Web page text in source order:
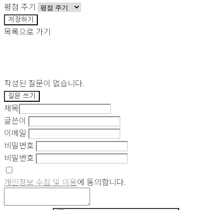
평점 주기
저장하기
목록으로 가기
작성된 질문이 없습니다.
질문 쓰기
제목
글쓴이
이메일
비밀번호
비밀번호
개인정보 수집 및 이용에 동의합니다.